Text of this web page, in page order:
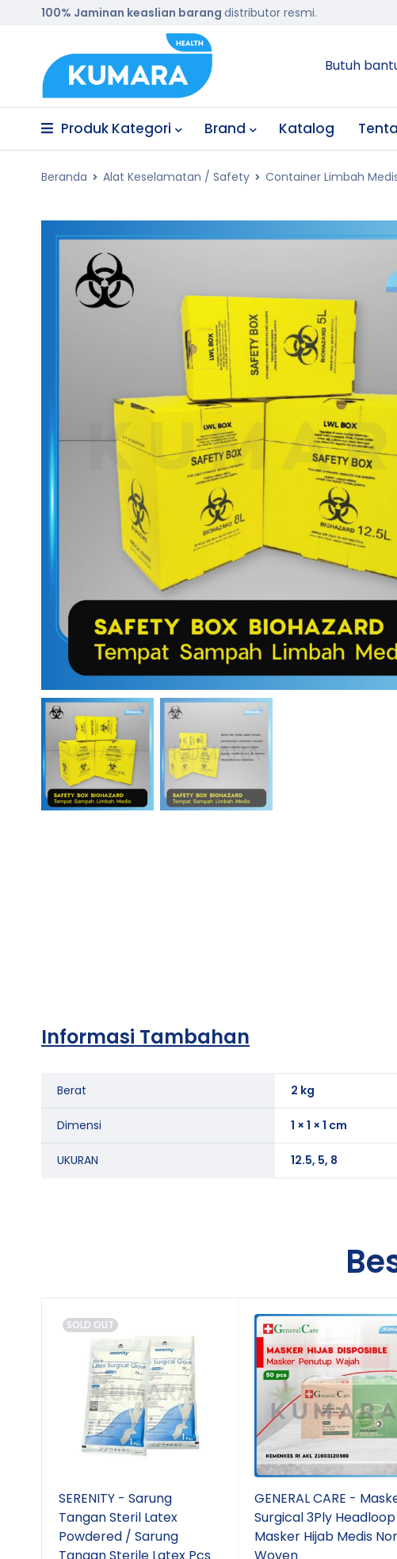
100% Jaminan keaslian barang distributor resmi.
Butuh
Produk Kategori Brand Katalog
Beranda Alat Keselamatan / Safety Container Limbah
Informasi Tambahan
Berat 2 kg
Dimensi 1 × 1 × 1 cm
UKURAN 12.5, 5, 8
SOLD OUT
SERENITY - Sarung
Tangan Steril Latex
Powdered / Sarung
Tangan Sterile Latex Pcs
GENERAL CARE -
Surgical 3Ply
Masker Hijab Medis
Woven